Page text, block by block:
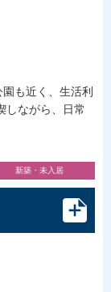
も近く、生活利
しながら、日常
新築・未入居